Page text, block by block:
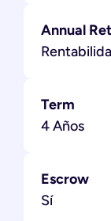
Annual
Term
4 Años
Escrow
Sí